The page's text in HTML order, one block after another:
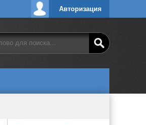
Авторизация